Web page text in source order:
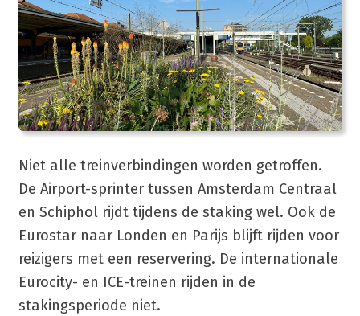
Niet alle treinverbindingen worden getroffen.
De Airport-sprinter tussen Amsterdam Centraal
en Schiphol rijdt tijdens de staking wel. Ook de
Eurostar naar Londen en Parijs blijft rijden voor
reizigers met een reservering. De internationale
Eurocity- en ICE-treinen rijden in de
stakingsperiode niet.